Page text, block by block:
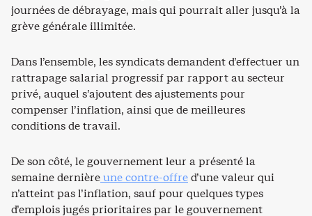
journées de débrayage, mais qui pourrait aller jusqu’à la
grève générale illimitée.
Dans l’ensemble, les syndicats demandent d’effectuer un
rattrapage salarial progressif par rapport au secteur
privé, auquel s’ajoutent des ajustements pour
compenser l’inflation, ainsi que de meilleures
conditions de travail.
De son côté, le gouvernement leur a présenté la
semaine dernièreune contre-offred’une valeur qui
n’atteint pas l’inflation, sauf pour quelques types
d’emplois jugés prioritaires par le gouvernement